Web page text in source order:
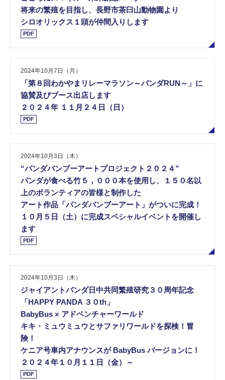
将来の繁殖を目指し、長野市茶臼山動物園より
シロオリックス１頭が仲間入りします
PDF
2024年10月7日（月）
「第８回わかやまリレーマラソン～パンダRUN～」に
協賛及びブース出店します
２０２４年 １１月２４日（日）
PDF
2024年10月3日（木）
“パンダバンブーアートプロジェクト２０２４”
パンダが食べる竹５，０００本を使用し、１５０名以
上のボランティアの皆様と制作した
アート作品「パンダバンブーアート」がついに完成！
１０月５日（土）に完成スペシャルイベントを開催し
ます
PDF
2024年10月3日（木）
ジャイアントパンダ日中共同繁殖研究３０周年記念
「HAPPY PANDA ３０th」
BabyBus × アドベンチャーワールド
キキ・ミュウミュウとサファリワールドを探検！冒
険！
ケニア号車内アナウンスが BabyBus バージョンに！
２０２４年１０月１１日（金）～
PDF